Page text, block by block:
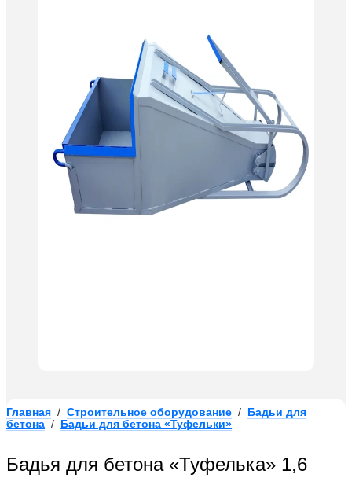
Главная / Строительное оборудование /
Бадьи для
бетона / Бадьи для бетона «Туфельки»
Бадья для бетона «Туфелька» 1,6